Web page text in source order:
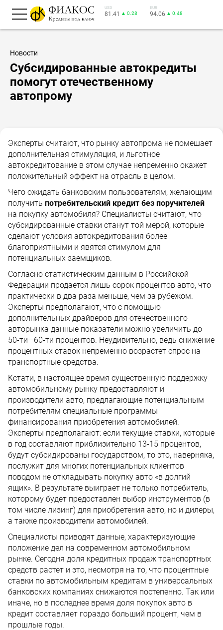
USD
81.41 ▲ 0.28
EUR
94.06 ▲ 0.48
Новости
Субсидированные автокредиты
помогут отечественному
автопрому
Эксперты считают, что рынку автопрома не помешает
дополнительная стимуляция, и льготное
автокредитование в этом случае непременно окажет
положительный эффект на отрасль в целом.
Чего ожидать банковским пользователям, желающим
получить потребительский кредит без поручителей
на покупку автомобиля? Специалисты считают, что
субсидированные ставки станут той мерой, которые
сделают условия автокредитования более
благоприятными и явятся стимулом для
потенциальных заемщиков.
Согласно статистическим данным в Российской
Федерации продается лишь сорок процентов авто, что
практически в два раза меньше, чем за рубежом.
Эксперты предполагают, что с помощью
дополнительных драйверов для отечественного
авторынка данные показатели можно увеличить до
50-ти—60-ти процентов. Неудивительно, ведь снижение
процентных ставок непременно возрастет спрос на
транспортные средства.
Кстати, в настоящее время существенную поддержку
автомобильному рынку предоставляют и
производители авто, предлагающие потенциальным
потребителям специальные программы
финансирования приобретения автомобилей.
Эксперты предполагают: если текущие ставки, которые
в год составляют приблизительно 13-15 процентов,
будут субсидированы государством, то это, наверняка,
послужит для многих потенциальных клиентов
поводом не откладывать покупку авто «в долгий
ящик». В результате выиграет не только потребитель,
которому будет предоставлен выбор инструментов (в
том числе лизинг) для приобретения авто, но и дилеры,
а также производители автомобилей.
Специалисты приводят данные, характеризующие
положение дел на современном автомобильном
рынке. Сегодня доля кредитных продаж транспортных
средств растет и это, несмотря на то, что процентные
ставки по автомобильным кредитам в универсальных
банковских компаниях снижаются постепенно. Так или
иначе, но в последнее время доля покупок авто в
кредит составляет гораздо больший процент, чем в
прошлые годы.